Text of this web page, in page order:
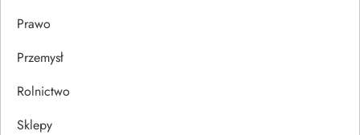
Prawo
Przemysł
Rolnictwo
Sklepy